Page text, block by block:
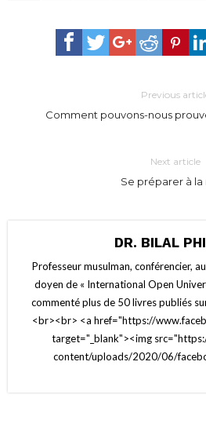
Previous
Comment pouvons-nous
Next article
Se préparer à la
DR. BILAL
Professeur musulman, conférencier,
doyen de « International Open
commenté plus de 50 livres publiés
<br><br> <a href="https://
target="_blank"><img
content/uploads/2020/06/